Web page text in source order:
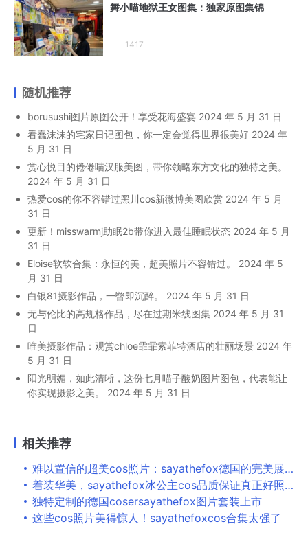
舞小喵地狱王女图集：独家原图集锦
1417
随机推荐
borusushi图片原图公开！享受花海盛宴 2024 年 5 月 31 日
看蠢沫沫的宅家日记图包，你一定会觉得世界很美好 2024 年
5 月 31 日
赏心悦目的倦倦喵汉服美图，带你领略东方文化的独特之美。
2024 年 5 月 31 日
热爱cos的你不容错过黑川cos新微博美图欣赏 2024 年 5 月
31 日
更新！misswarmj助眠2b带你进入最佳睡眠状态 2024 年 5 月
31 日
Eloise软软合集：永恒的美，超美照片不容错过。
2024 年 5
月 31 日
白银81摄影作品，一瞥即沉醉。
2024 年 5 月 31 日
无与伦比的高规格作品，尽在过期米线图集 2024 年 5 月 31
日
唯美摄影作品：观赏chloe霏霏索菲特酒店的壮丽场景 2024 年
5 月 31 日
阳光明媚，如此清晰，这份七月喵子酸奶图片图包，代表能让
你实现摄影之美。
2024 年 5 月 31 日
相关推荐
难以置信的超美cos照片：sayathefox德国的完美展现
着装华美，sayathefox冰公主cos品质保证真正好照片
独特定制的德国cosersayathefox图片套装上市
这些cos照片美得惊人！sayathefoxcos合集太强了